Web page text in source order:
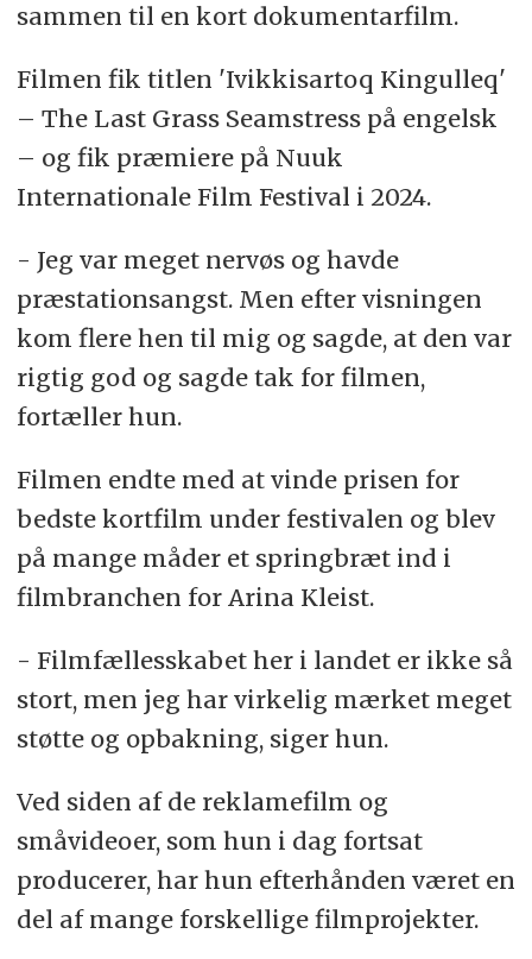
sammen til en kort dokumentarfilm.
Filmen fik titlen 'Ivikkisartoq Kingulleq'
– The Last Grass Seamstress på engelsk
– og fik præmiere på Nuuk
Internationale Film Festival i 2024.
- Jeg var meget nervøs og havde
præstationsangst. Men efter visningen
kom flere hen til mig og sagde, at den var
rigtig god og sagde tak for filmen,
fortæller hun.
Filmen endte med at vinde prisen for
bedste kortfilm under festivalen og blev
på mange måder et springbræt ind i
filmbranchen for Arina Kleist.
- Filmfællesskabet her i landet er ikke så
stort, men jeg har virkelig mærket meget
støtte og opbakning, siger hun.
Ved siden af de reklamefilm og
småvideoer, som hun i dag fortsat
producerer, har hun efterhånden været en
del af mange forskellige filmprojekter.